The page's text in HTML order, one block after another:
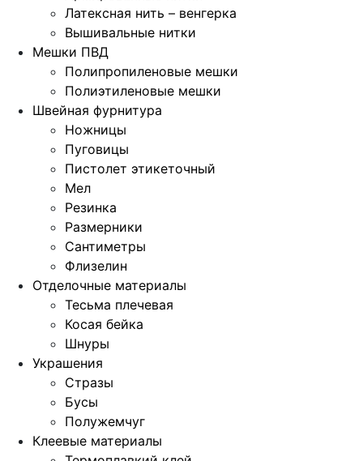
Латексная нить – венгерка
Вышивальные нитки
Мешки ПВД
Полипропиленовые мешки
Полиэтиленовые мешки
Швейная фурнитура
Ножницы
Пуговицы
Пистолет этикеточный
Мел
Резинка
Размерники
Сантиметры
Флизелин
Отделочные материалы
Тесьма плечевая
Косая бейка
Шнуры
Украшения
Стразы
Бусы
Полужемчуг
Клеевые материалы